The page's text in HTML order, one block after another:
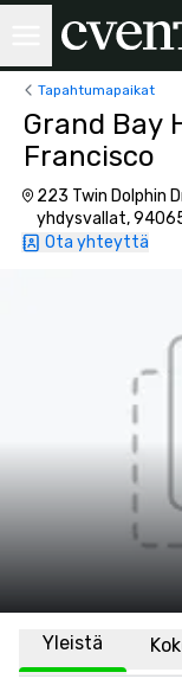
Tapahtumapaikat
Grand Bay
Francisco
223 Twin Dolphin
yhdysvallat,
Ota yhteyttä
Yleistä